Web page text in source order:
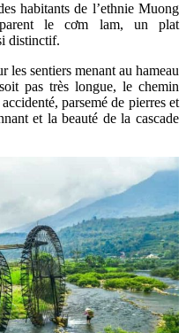
habitants de l’ethnie Muong
le cơm lam, un plat
distinctif.
les sentiers menant au hameau
pas très longue, le chemin
parsemé de pierres et
et la beauté de la cascade